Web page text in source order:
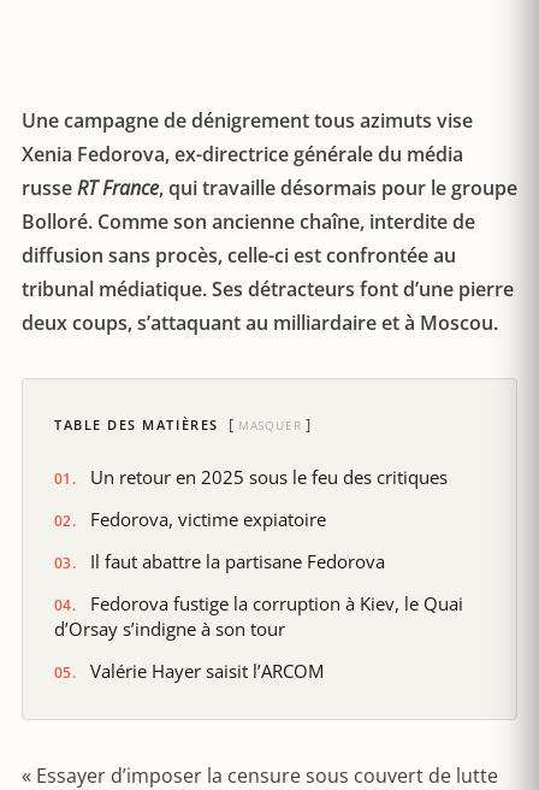
Une campagne de dénigrement tous azimuts vise
Xenia Fedorova, ex-directrice générale du média
russeRT France, qui travaille désormais pour le groupe
Bolloré. Comme son ancienne chaîne, interdite de
diffusion sans procès, celle-ci est confrontée au
tribunal médiatique. Ses détracteurs font d’une pierre
deux coups, s’attaquant au milliardaire et à Moscou.
TABLE DES MATIÈRES MASQUER
Un retour en 2025 sous le feu des critiques
Fedorova, victime expiatoire
Il faut abattre la partisane Fedorova
Fedorova fustige la corruption à Kiev, le Quai
d’Orsay s’indigne à son tour
Valérie Hayer saisit l’ARCOM
« Essayer d’imposer la censure sous couvert de lutte